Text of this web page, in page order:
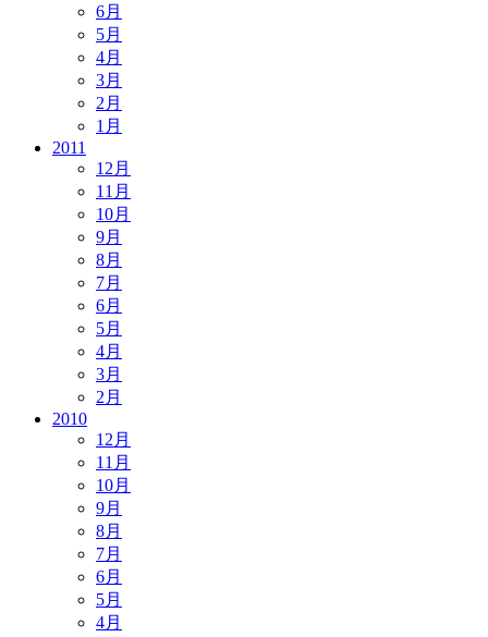
6月
5月
4月
3月
2月
1月
2011
12月
11月
10月
9月
8月
7月
6月
5月
4月
3月
2月
2010
12月
11月
10月
9月
8月
7月
6月
5月
4月